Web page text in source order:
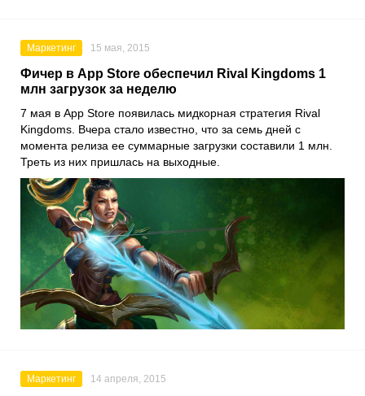
Маркетинг 15 мая, 2015
Фичер в App Store обеспечил Rival Kingdoms 1
млн загрузок за неделю
7 мая в App Store появилась мидкорная стратегия Rival
Kingdoms. Вчера стало известно, что за семь дней с
момента релиза ее суммарные загрузки составили 1 млн.
Треть из них пришлась на выходные.
Маркетинг 14 апреля, 2015